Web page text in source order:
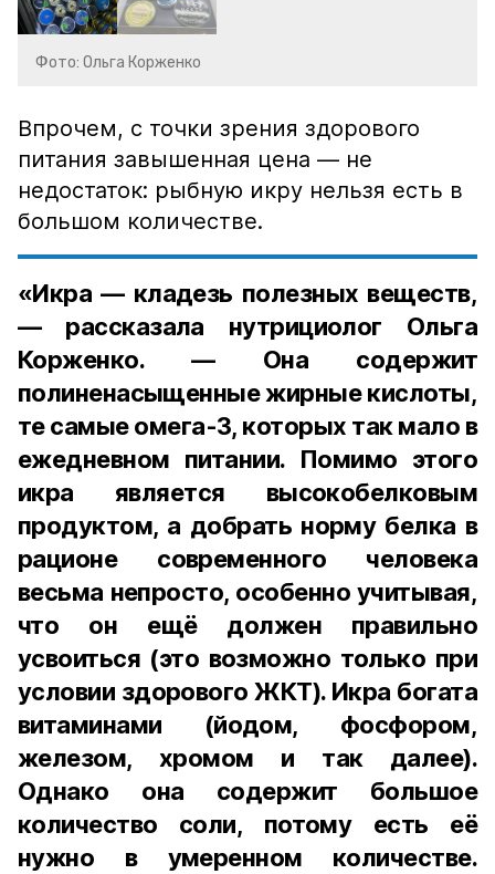
Фото: Ольга Корженко
Впрочем, с точки зрения здорового
питания завышенная цена — не
недостаток: рыбную икру нельзя есть в
большом количестве.
«Икра — кладезь полезных веществ,
— рассказала нутрициолог Ольга
Корженко. — Она содержит
полиненасыщенные жирные кислоты,
те самые омега-3, которых так мало в
ежедневном питании. Помимо этого
икра является высокобелковым
продуктом, а добрать норму белка в
рационе современного человека
весьма непросто, особенно учитывая,
что он ещё должен правильно
усвоиться (это возможно только при
условии здорового ЖКТ). Икра богата
витаминами (йодом, фосфором,
железом, хромом и так далее).
Однако она содержит большое
количество соли, потому есть её
нужно в умеренном количестве.